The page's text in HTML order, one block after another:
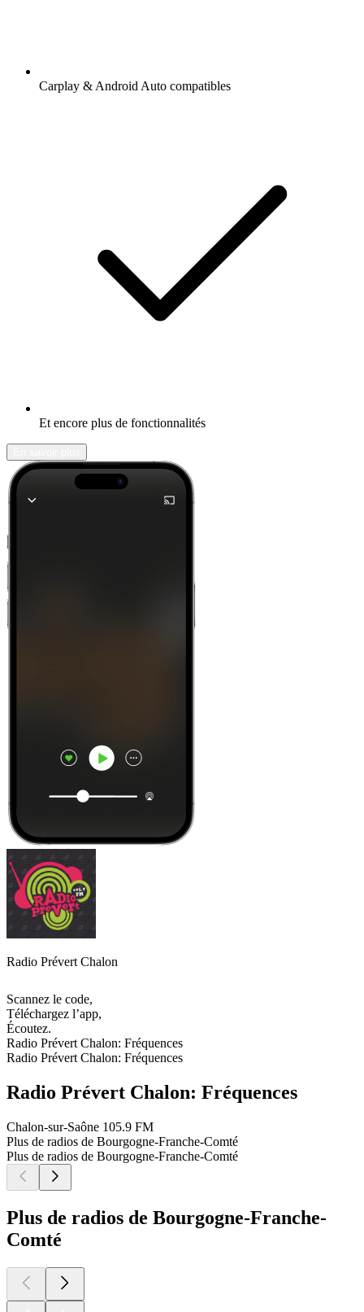
Carplay & Android Auto compatibles
Et encore plus de fonctionnalités
Radio Prévert Chalon
Scannez le code,
Téléchargez l’app,
Écoutez.
Radio Prévert Chalon: Fréquences
Radio Prévert Chalon: Fréquences
Radio Prévert Chalon: Fréquences
Chalon-sur-Saône 105.9 FM
Plus de radios de Bourgogne-Franche-Comté
Plus de radios de Bourgogne-Franche-Comté
Plus de radios de Bourgogne-Franche-
Comté